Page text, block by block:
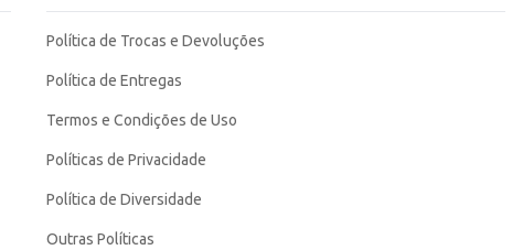
Política de Trocas e Devoluções
Política de Entregas
Termos e Condições de Uso
Políticas de Privacidade
Política de Diversidade
Outras Políticas